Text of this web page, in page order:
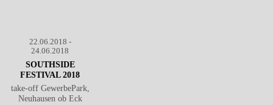
22.06.2018 -
24.06.2018
SOUTHSIDE
FESTIVAL 2018
take-off GewerbePark,
Neuhausen ob Eck